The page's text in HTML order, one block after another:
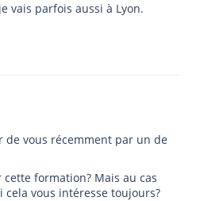
vais parfois aussi à Lyon.
de vous récemment par un de
formation? Mais au cas
vous intéresse toujours?